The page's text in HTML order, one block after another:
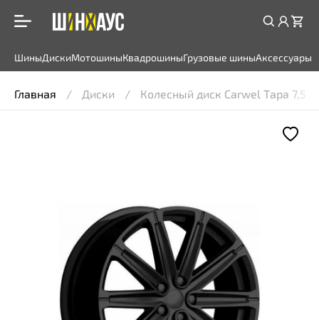
ШиныДискиМотошиныКвадрошиныГрузовые шиныАксессуары
Главная Диски Колесный диск Carwel Тара